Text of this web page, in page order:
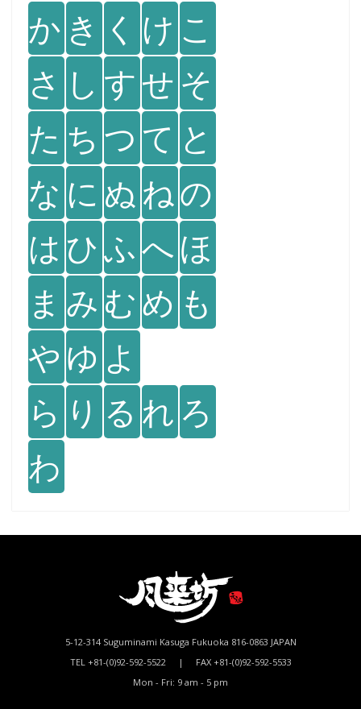
か き く け こ
さ し すせ そ
た ち つ て と
な に ぬ ねの
は ひふへほ
ま み むめ も
や ゆ よ
ら り る れ ろ
わ
5-12-314 Suguminami Kasuga Fukuoka 816-0863 JAPAN
TEL +81-(0)92-592-5522 | FAX +81-(0)92-592-5533
Mon - Fri: 9 am - 5 pm